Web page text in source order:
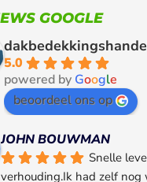
GOOGLE
5.0
powered by Google
beoordeel ons op
JOHN BOUWMAN
Snelle
verhouding.Ik had zelf nog